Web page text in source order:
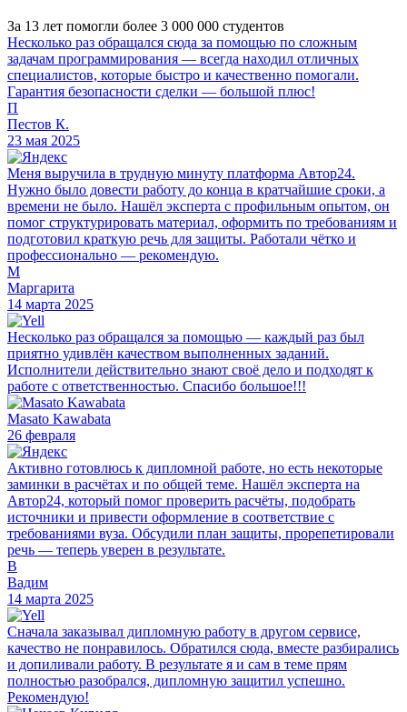
За 13 лет помогли более 3 000 000 студентов
Несколько раз обращался сюда за помощью по сложным
задачам программирования — всегда находил отличных
специалистов, которые быстро и качественно помогали.
Гарантия безопасности сделки — большой плюс!
П
Пестов К.
23 мая 2025
Меня выручила в трудную минуту платформа Автор24.
Нужно было довести работу до конца в кратчайшие сроки, а
времени не было. Нашёл эксперта с профильным опытом, он
помог структурировать материал, оформить по требованиям и
подготовил краткую речь для защиты. Работали чётко и
профессионально — рекомендую.
М
Маргарита
14 марта 2025
Несколько раз обращался за помощью — каждый раз был
приятно удивлён качеством выполненных заданий.
Исполнители действительно знают своё дело и подходят к
работе с ответственностью. Спасибо большое!!!
Masato Kawabata
26 февраля
Активно готовлюсь к дипломной работе, но есть некоторые
заминки в расчётах и по общей теме. Нашёл эксперта на
Автор24, который помог проверить расчёты, подобрать
источники и привести оформление в соответствие с
требованиями вуза. Обсудили план защиты, прорепетировали
речь — теперь уверен в результате.
В
Вадим
14 марта 2025
Сначала заказывал дипломную работу в другом сервисе,
качество не понравилось. Обратился сюда, вместе разбирались
и допиливали работу. В результате я и сам в теме прям
полностью разобрался, дипломную защитил успешно.
Рекомендую!